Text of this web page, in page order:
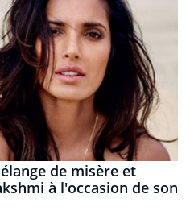
de misère et
à l'occasion de son